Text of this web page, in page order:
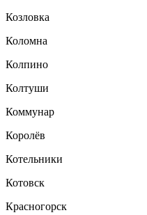
Козловка
Коломна
Колпино
Колтуши
Коммунар
Королёв
Котельники
Котовск
Красногорск